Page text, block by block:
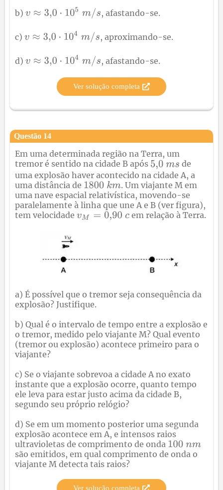
b) , afastando-se.
c) , aproximando-se.
d) , afastando-se.
Ver solução completa
Questão 14
Em uma determinada região na Terra, um
tremor é sentido na cidade B após
de
uma explosão haver acontecido na cidade A, a
uma distância de
. Um viajante M em
uma nave espacial relativística, movendo-se
paralelamente à linha que une A e B (ver figura),
tem velocidade
em relação à Terra.
a) É possível que o tremor seja consequência da
explosão? Justifique.
b) Qual é o intervalo de tempo entre a explosão e
o tremor, medido pelo viajante M? Qual evento
(tremor ou explosão) acontece primeiro para o
viajante?
c) Se o viajante sobrevoa a cidade A no exato
instante que a explosão ocorre, quanto tempo
ele leva para estar justo acima da cidade B,
segundo seu próprio relógio?
d) Se em um momento posterior uma segunda
explosão acontece em A, e intensos raios
ultravioletas de comprimento de onda
são emitidos, em qual comprimento de onda o
viajante M detecta tais raios?
Ver solução completa